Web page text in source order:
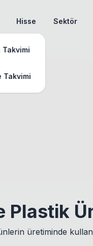
Takvimi
Takvimi
Hisse Sektör
üretiminde